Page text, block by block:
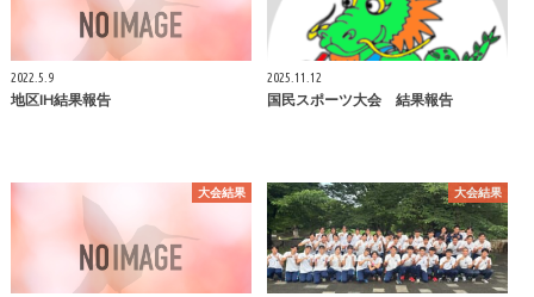
2022.5.9
地区IH結果報告
2025.11.12
国民スポーツ大会 結果報告
大会結果 大会結果